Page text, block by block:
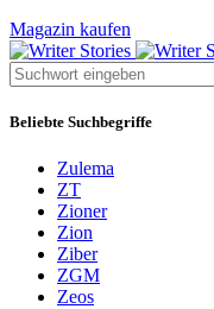
Magazin kaufen
Beliebte Suchbegriffe
Zulema
ZT
Zioner
Zion
Ziber
ZGM
Zeos